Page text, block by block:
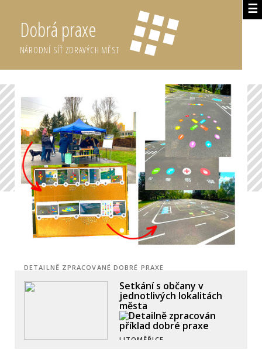
☰
Dobrá praxe
NÁRODNÍ SÍŤ ZDRAVÝCH MĚST
DETAILNĚ ZPRACOVANÉ DOBRÉ PRAXE
Setkání s občany v
jednotlivých lokalitách
města
LITOMĚŘICE